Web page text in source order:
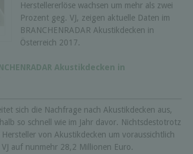
Herstellererlöse wachsen um mehr als zwei
Prozent geg. VJ, zeigen aktuelle Daten im
BRANCHENRADAR Akustikdecken in
Österreich 2017.
Akustikdecken in
sich die Nachfrage nach Akustikdecken aus,
so schnell wie im Jahr davor. Nichtsdestotrotz
von Akustikdecken um voraussichtlich
auf nunmehr 28,2 Millionen Euro.